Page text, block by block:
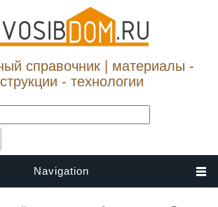
справочник | материалы -
- технологии
Navigation